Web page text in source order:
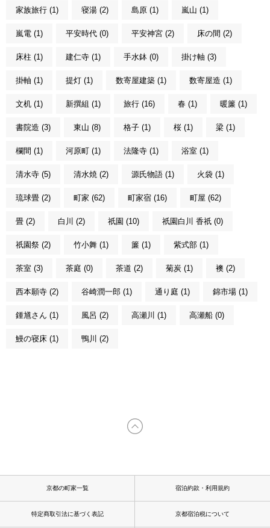
家族旅行 (1) 寝湯 (2) 島原 (1) 嵐山 (1)
嵐電 (1) 平安時代 (0) 平安神宮 (2) 床の間 (2)
床柱 (1) 建仁寺 (1) 手水鉢 (0) 掛け軸 (3)
掛軸 (1) 提灯 (1) 数寄屋建築 (1) 数寄屋造 (1)
文机 (1) 新撰組 (1) 旅行 (16) 春 (1) 暖簾 (1)
書院造 (3) 東山 (8) 格子 (1) 桜 (1) 梁 (1)
欄間 (1) 河原町 (1) 法隆寺 (1) 浴室 (1)
清水寺 (5) 清水焼 (2) 源氏物語 (1) 火袋 (1)
琉球畳 (2) 町家 (62) 町家宿 (16) 町屋 (62)
畳 (2) 白川 (2) 祇園 (10) 祇園白川 香祇 (0)
祇園祭 (2) 竹小舞 (1) 簾 (1) 紫式部 (1)
茶室 (3) 茶庭 (0) 茶道 (2) 菊炭 (1) 襖 (2)
西本願寺 (2) 谷崎潤一郎 (1) 通り庭 (1) 錦市場 (1)
鍾馗さん (1) 風呂 (2) 高瀬川 (1) 高瀬船 (0)
鰻の寝床 (1) 鴨川 (2)
京都の町家一覧 宿泊約款・利用規約
特定商取引法に基づく表記 京都宿泊税について